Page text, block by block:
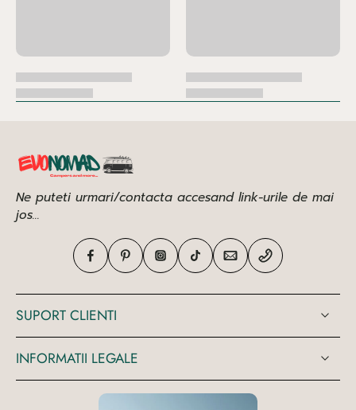
Ne puteti urmari/contacta accesand link-urile de mai
jos...
SUPORT CLIENTI
INFORMATII LEGALE